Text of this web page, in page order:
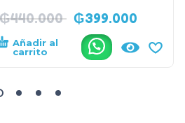
440.000 ₲399.000
Añadir al
carrito
.